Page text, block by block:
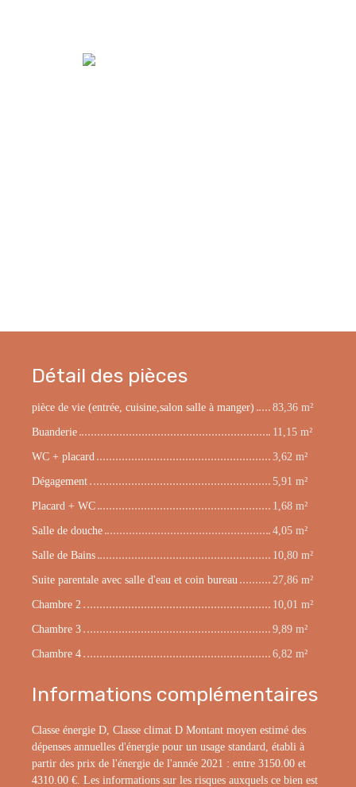
Détail des pièces
pièce de vie (entrée, cuisine,salon salle à manger)
83,36 m²
Buanderie
11,15 m²
WC + placard
3,62 m²
Dégagement
5,91 m²
Placard + WC
1,68 m²
Salle de douche
4,05 m²
Salle de Bains
10,80 m²
Suite parentale avec salle d'eau et coin bureau
27,86 m²
Chambre 2
10,01 m²
Chambre 3
9,89 m²
Chambre 4
6,82 m²
Informations complémentaires
Classe énergie D, Classe climat D Montant moyen estimé des
dépenses annuelles d'énergie pour un usage standard, établi à
partir des prix de l'énergie de l'année 2021 : entre 3150.00 et
4310.00 €. Les informations sur les risques auxquels ce bien est